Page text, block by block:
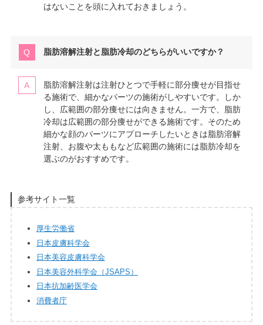
はないことを頭に入れておきましょう。
脂肪溶解注射と脂肪冷却のどちらがいいですか？
脂肪溶解注射は注射ひとつで手軽に部分痩せが目指せ
る施術で、細かなパーツの施術がしやすいです。しか
し、広範囲の部分痩せには向きません。一方で、脂肪
冷却は広範囲の部分痩せができる施術です。そのため
細かな顔のパーツにアプローチしたいときは脂肪溶解
注射、お腹や太ももなど広範囲の施術には脂肪冷却を
選ぶのがおすすめです。
参考サイト一覧
厚生労働省
日本皮膚科学会
日本美容皮膚科学会
日本美容外科学会（JSAPS）
日本抗加齢医学会
消費者庁